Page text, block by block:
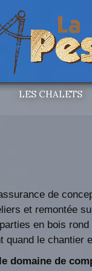
LES CHALETS
de
et remontée
en bois
quand le chantier
domaine de